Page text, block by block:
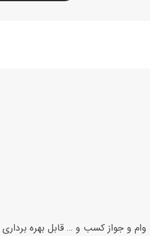
و جواز کسب و … قابل بهره برداری